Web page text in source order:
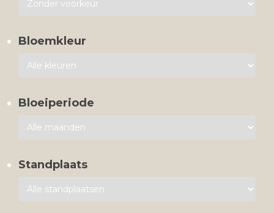
Bloemkleur
Bloeiperiode
Standplaats